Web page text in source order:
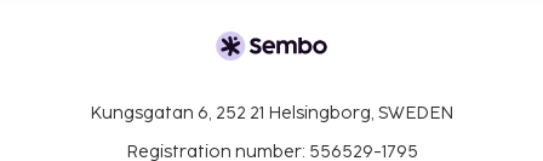
Kungsgatan 6, 252 21 Helsingborg, SWEDEN
Registration number: 556529-1795